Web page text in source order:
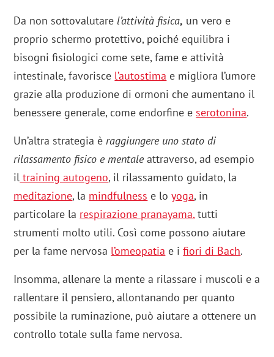
Da non sottovalutare l’attività fisica, un vero e
proprio schermo protettivo, poiché equilibra i
bisogni fisiologici come sete, fame e attività
intestinale, favorisce l’autostima e migliora l’umore
grazie alla produzione di ormoni che aumentano il
benessere generale, come endorfine e serotonina.
Un’altra strategia èraggiungere uno stato di
rilassamento fisico e mentaleattraverso, ad esempio
il training autogeno, il rilassamento guidato, la
meditazione, la mindfulness e loyoga, in
particolare la respirazione pranayama,tutti
strumenti molto utili. Così come possono aiutare
per la fame nervosa l’omeopatia e ifiori di Bach.
Insomma, allenare la mente a rilassare i muscoli e a
rallentare il pensiero, allontanando per quanto
possibile la ruminazione, può aiutare a ottenere un
controllo totale sulla fame nervosa.